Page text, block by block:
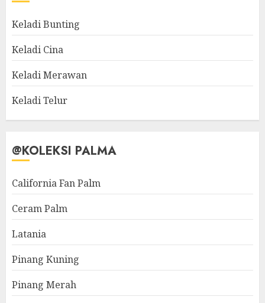
Keladi Bunting
Keladi Cina
Keladi Merawan
Keladi Telur
@KOLEKSI PALMA
California Fan Palm
Ceram Palm
Latania
Pinang Kuning
Pinang Merah